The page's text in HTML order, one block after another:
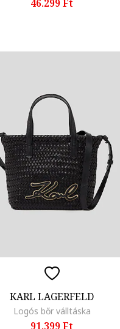
46.299 Ft
KARL LAGERFELD
Logós bőr válltáska
91.399 Ft